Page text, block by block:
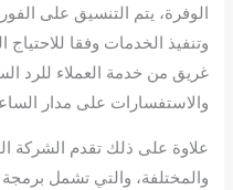
الوفرة، يتم التنسيق على
وتنفيذ الخدمات وفقا
غريق من خدمة العملاء للرد
والاستفسارات على مدار
علاوة على ذلك تقدم الشركة
والمختلفة، والتي تشمل